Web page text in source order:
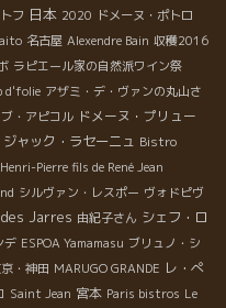
フ 日本 2020 ドメーヌ・ポトロ
名古屋 Alexendre Bain 収穫2016
ラピエール家の自然派ワイン祭
d'folie アザミ・デ・ヴァンの丸山さ
・アピコル ドメーヌ・プリュー
ャック・ラセーニュ Bistro
Henri-Pierre fils de René Jean
シルヴァン・レスポー ヴォドピヴ
Jarres 由紀子さん シェフ・ロ
デ ESPOA Yamamasu ブリュノ・シ
・神田 MARUGO GRANDE レ・ぺ
Saint Jean 宮本 Paris bistros Le